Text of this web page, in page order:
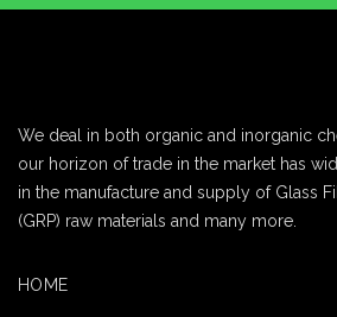
We deal in both organic and inorganic
our horizon of trade in the market has
in the manufacture and supply of Glass
(GRP) raw materials and many more.
HOME